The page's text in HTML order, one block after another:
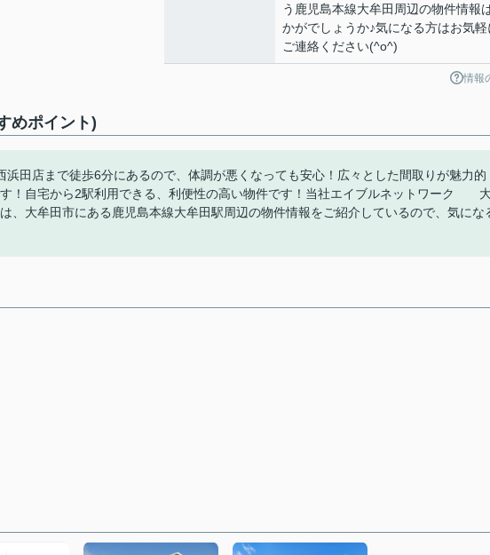
う鹿児島本線大牟田周辺の物件情報
かがでしょうか♪気になる方はお気軽
ご連絡ください(^o^)
情報
めポイント)
田店まで徒歩6分にあるので、体調が悪くなっても安心！広々とした間取りが魅力的
！自宅から2駅利用できる、利便性の高い物件です！当社エイブルネットワーク
、大牟田市にある鹿児島本線大牟田駅周辺の物件情報をご紹介しているので、気にな